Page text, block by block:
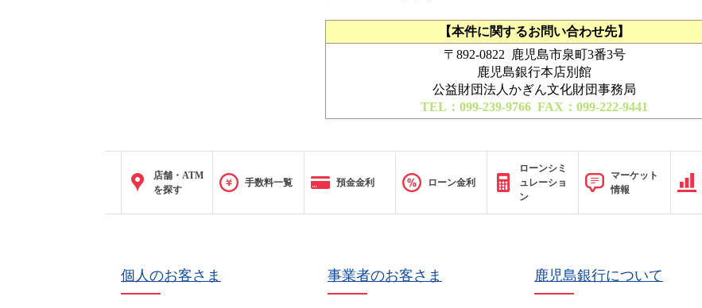
【本件に関するお問い合わせ先】
〒892-0822 鹿児島市泉町3番3号
鹿児島銀行本店別館
公益財団法人かぎん文化財団事務局
TEL：099-239-9766 FAX：099-222-9441
店舗・ATM
を探す
手数料一覧 預金金利 ローン金利
ローンシミ
ュレーショ
ン
マーケット
情報
個人のお客さま 事業者のお客さま 鹿児島銀行について